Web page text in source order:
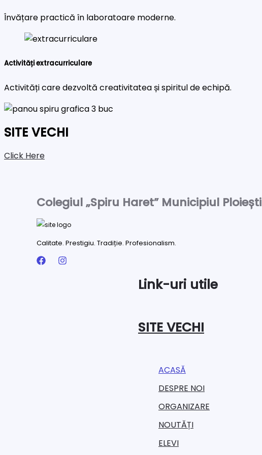
Învățare practică în laboratoare moderne.
Activități extracurriculare
Activități care dezvoltă creativitatea și spiritul de echipă.
SITE VECHI
Click Here
Colegiul „Spiru Haret” Municipiul Ploiești
Calitate. Prestigiu. Tradiție. Profesionalism.
Link-uri utile
SITE VECHI
ACASĂ
DESPRE NOI
ORGANIZARE​
NOUTĂȚI
ELEVI